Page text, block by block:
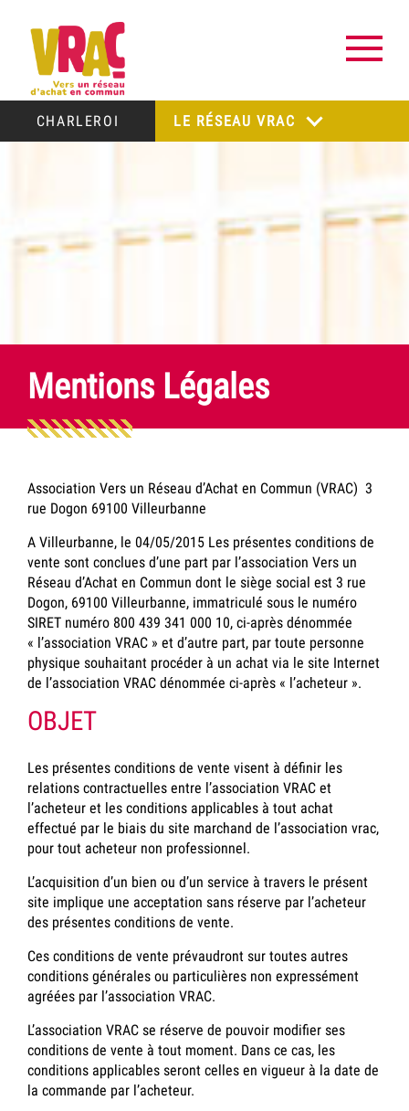
CHARLEROI LE RÉSEAU VRAC
Mentions Légales
Association Vers un Réseau d’Achat en Commun (VRAC) 3
rue Dogon 69100 Villeurbanne
A Villeurbanne, le 04/05/2015 Les présentes conditions de
vente sont conclues d’une part par l’association Vers un
Réseau d’Achat en Commun dont le siège social est 3 rue
Dogon, 69100 Villeurbanne, immatriculé sous le numéro
SIRET numéro 800 439 341 000 10, ci-après dénommée
« l’association VRAC » et d’autre part, par toute personne
physique souhaitant procéder à un achat via le site Internet
de l’association VRAC dénommée ci-après « l’acheteur ».
OBJET
Les présentes conditions de vente visent à définir les
relations contractuelles entre l’association VRAC et
l’acheteur et les conditions applicables à tout achat
effectué par le biais du site marchand de l’association vrac,
pour tout acheteur non professionnel.
L’acquisition d’un bien ou d’un service à travers le présent
site implique une acceptation sans réserve par l’acheteur
des présentes conditions de vente.
Ces conditions de vente prévaudront sur toutes autres
conditions générales ou particulières non expressément
agréées par l’association VRAC.
L’association VRAC se réserve de pouvoir modifier ses
conditions de vente à tout moment. Dans ce cas, les
conditions applicables seront celles en vigueur à la date de
la commande par l’acheteur.